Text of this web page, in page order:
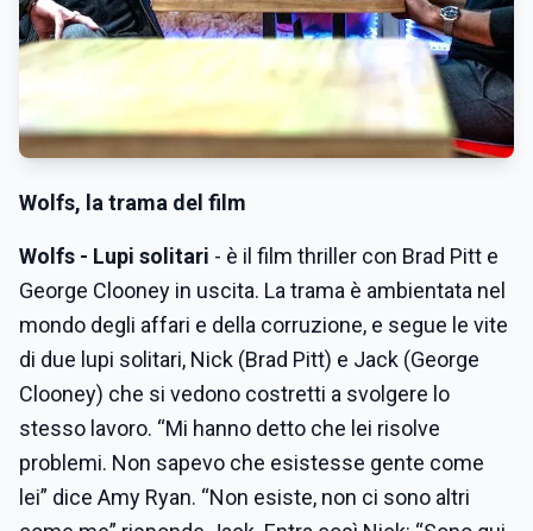
Wolfs, la trama del film
Wolfs - Lupi solitari - è il film thriller con Brad Pitt e
George Clooney in uscita. La trama è ambientata nel
mondo degli affari e della corruzione, e segue le vite
di due lupi solitari, Nick (Brad Pitt) e Jack (George
Clooney) che si vedono costretti a svolgere lo
stesso lavoro. “Mi hanno detto che lei risolve
problemi. Non sapevo che esistesse gente come
lei” dice Amy Ryan. “Non esiste, non ci sono altri